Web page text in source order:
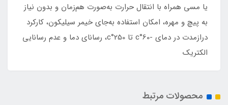
یا مسی همراه با انتقال حرارت به‌صورت هم‌زمان و بدون نیاز
به پیچ و مهره، امکان استفاده به‌جای خیمر سیلیکون، کارکرد
درازمدت در دمای -60°c تا 250°c، رسانای دما و عدم رسانایی
الکتریک
محصولات مرتبط